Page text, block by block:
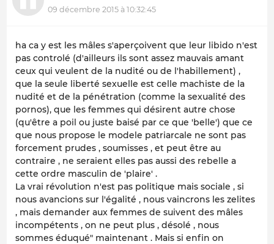
09 décembre 2015 à 10:32:45
ha ca y est les mâles s'aperçoivent que leur libido n'est
pas controlé (d'ailleurs ils sont assez mauvais amant
ceux qui veulent de la nudité ou de l'habillement) ,
que la seule liberté sexuelle est celle machiste de la
nudité et de la pénétration (comme la sexualité des
pornos), que les femmes qui désirent autre chose
(qu'être a poil ou juste baisé par ce que 'belle') que ce
que nous propose le modele patriarcale ne sont pas
forcement prudes , soumisses , et peut être au
contraire , ne seraient elles pas aussi des rebelle a
cette ordre masculin de 'plaire' .
La vrai révolution n'est pas politique mais sociale , si
nous avancions sur l'égalité , nous vaincrons les zelites
, mais demander aux femmes de suivent des mâles
incompétents , on ne peut plus , désolé , nous
sommes éduqué" maintenant . Mais si enfin on